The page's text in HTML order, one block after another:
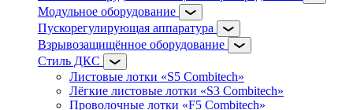
Модульное оборудование
Пускорегулирующая аппаратура
Взрывозащищённое оборудование
Стиль ДКС
Листовые лотки «S5 Combitech»
Лёгкие листовые лотки «S3 Combitech»
Проволочные лотки «F5 Combitech»